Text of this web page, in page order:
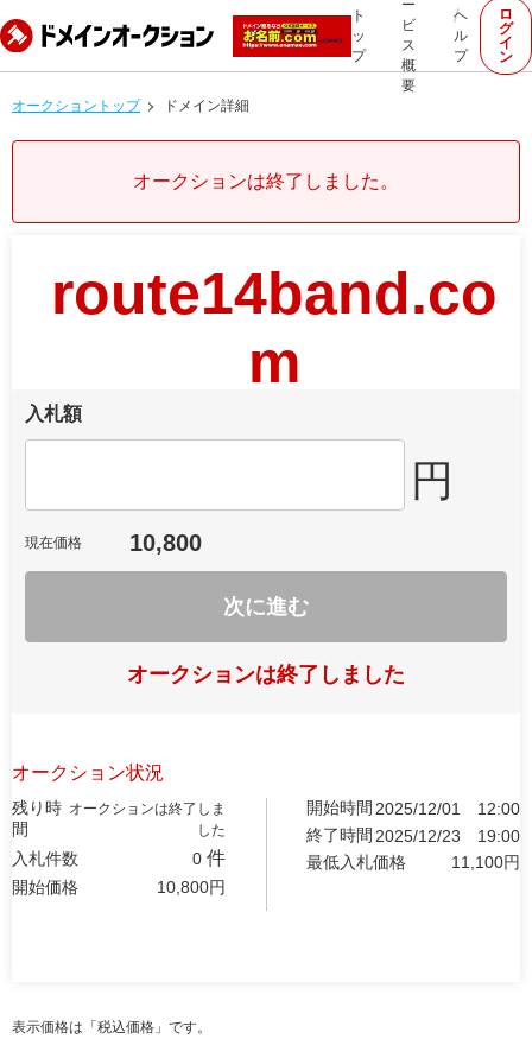
ト
ッ
プ
ー
ビ
ス
概
要
ヘ
ル
プ
ロ
グ
イ
ン
オークショントップ ドメイン詳細
オークションは終了しました。
route14band.co
m
入札額
円
現在価格 10,800
次に進む
オークションは終了しました
オークション状況
残り時
間
オークションは終了しま
した
入札件数 0 件
開始価格 10,800円
開始時間 2025/12/01
12:00
終了時間 2025/12/23
19:00
最低入札価格
11,100円
表示価格は「税込価格」です。